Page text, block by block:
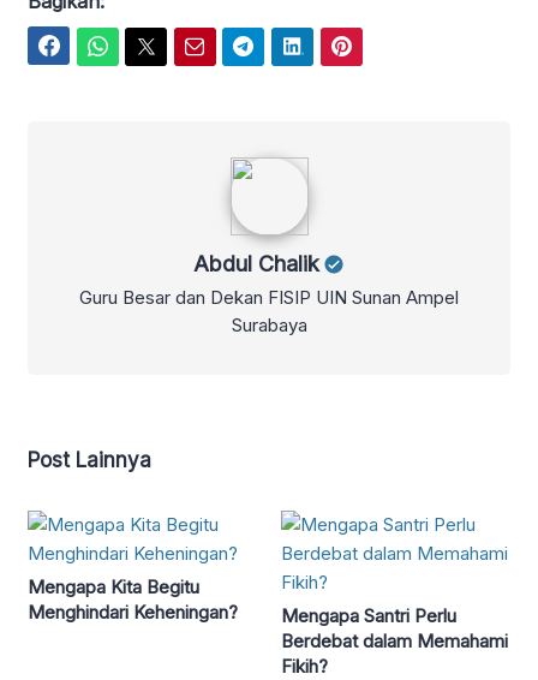
Abdul Chalik
Guru Besar dan Dekan FISIP UIN Sunan Ampel
Surabaya
Post Lainnya
Mengapa Kita Begitu
Menghindari Keheningan?
Mengapa Santri Perlu
Berdebat dalam Memahami
Fikih?